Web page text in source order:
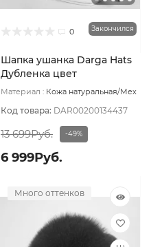
0 Закончился
Шапка ушанка Darga Hats
Дубленка цвет
Коричневый светлый
Материал : Кожа натуральная/Мех
натуральная
Код товара: DAR00200134437
13 699Руб. -49%
6 999Руб.
Много оттенков